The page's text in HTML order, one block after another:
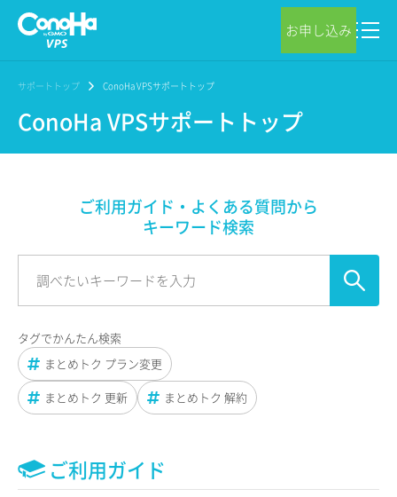
お申し込み
サポートトップ ConoHa VPSサポートトップ
ConoHa VPSサポートトップ
ご利用ガイド・よくある質問から
キーワード検索
タグでかんたん検索
まとめトク プラン変更
まとめトク 更新
まとめトク 解約
ご利用ガイド